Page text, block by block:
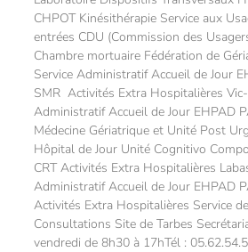
CHPOT Kinésithérapie Service aux
entrées CDU (Commission des
Chambre mortuaire Fédération de
Service Administratif Accueil de Jour
SMR Activités Extra Hospitalières
Administratif Accueil de Jour EHPAD
Médecine Gériatrique et Unité Post
Hôpital de Jour Unité Cognitivo
CRT Activités Extra Hospitalières
Administratif Accueil de Jour EHPAD
Activités Extra Hospitalières Service
Consultations Site de Tarbes
vendredi de 8h30 à 17hTél :